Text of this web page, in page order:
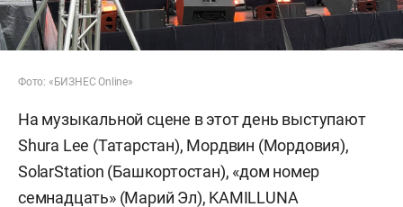
Фото: «БИЗНЕС Online»
На музыкальной сцене в этот день выступают
Shura Lee (Татарстан), Мордвин (Мордовия),
SolarStation (Башкортостан), «дом номер
семнадцать» (Марий Эл), KAMILLUNA